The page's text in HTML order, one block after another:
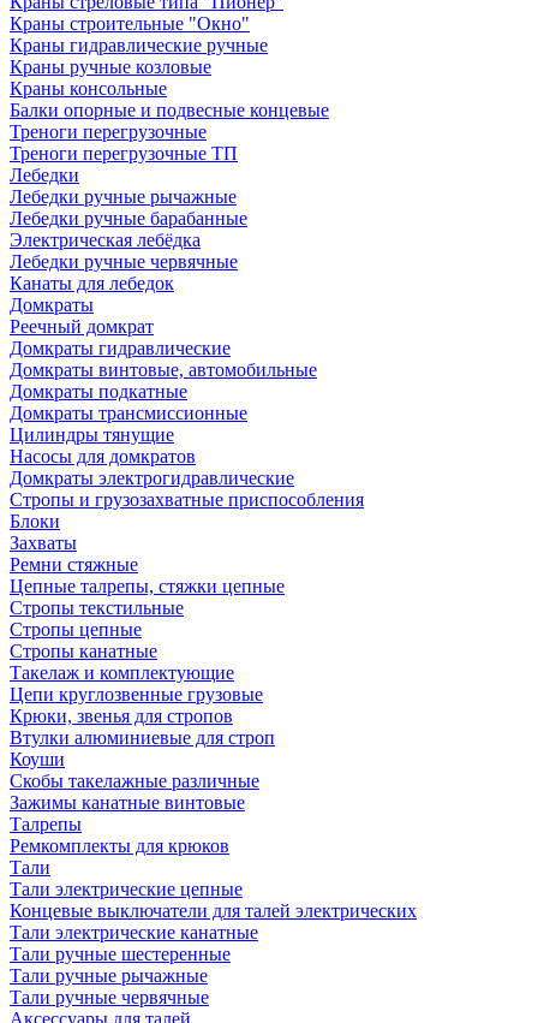
Краны строительные "Окно"
Краны гидравлические ручные
Краны ручные козловые
Краны консольные
Балки опорные и подвесные концевые
Треноги перегрузочные
Треноги перегрузочные ТП
Лебедки
Лебедки ручные рычажные
Лебедки ручные барабанные
Электрическая лебёдка
Лебедки ручные червячные
Канаты для лебедок
Домкраты
Реечный домкрат
Домкраты гидравлические
Домкраты винтовые, автомобильные
Домкраты подкатные
Домкраты трансмиссионные
Цилиндры тянущие
Насосы для домкратов
Домкраты электрогидравлические
Стропы и грузозахватные приспособления
Блоки
Захваты
Ремни стяжные
Цепные талрепы, стяжки цепные
Стропы текстильные
Стропы цепные
Стропы канатные
Такелаж и комплектующие
Цепи круглозвенные грузовые
Крюки, звенья для стропов
Втулки алюминиевые для строп
Коуши
Скобы такелажные различные
Зажимы канатные винтовые
Талрепы
Ремкомплекты для крюков
Тали
Тали электрические цепные
Концевые выключатели для талей электрических
Тали электрические канатные
Тали ручные шестеренные
Тали ручные рычажные
Тали ручные червячные
Аксессуары для талей